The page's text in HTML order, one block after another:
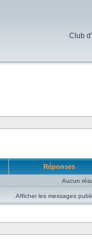
Club
Réponses
Aucun
Afficher les messages